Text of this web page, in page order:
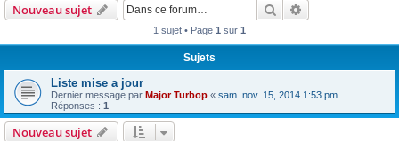
e
Nouveau sujet Rechercher
1 sujet • Page 1 sur 1
Sujets
Liste mise a jour
Dernier message par Major Turbop « sam. nov. 15, 2014 1:53 pm
Réponses : 1
Nouveau sujet